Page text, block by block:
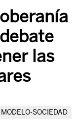
las
MODELO-SOCIEDAD